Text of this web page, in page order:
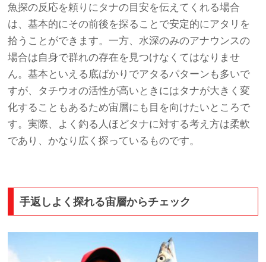
魚探の反応を頼りにタナの目安を伝えてくれる場合
は、基本的にその前後を探ることで安定的にアタリを
拾うことができます。一方、水深のみのアナウンスの
場合は自身で群れの存在を見つけなくてはなりませ
ん。基本といえる底ばかりでアタるパターンも多いで
すが、タチウオの活性が高いときにはタナが大きく変
化することもあるため宙層にも目を向けたいところで
す。実際、よく釣る人ほどタナに対する考え方は柔軟
であり、かなり広く探っているものです。
手返しよく探れる宙層からチェック